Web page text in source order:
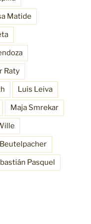
Matide
Raty
Luis Leiva
Maja Smrekar
Pasquel